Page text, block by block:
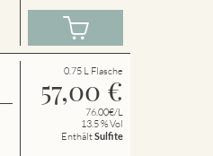
0.75 L Flasche
57,00 €
76.00€/L
13.5 % Vol
EnthältSulfite